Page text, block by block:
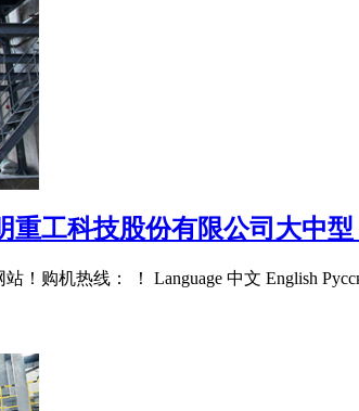
重工科技股份有限公司大中型
！购机热线： ！ Language 中文 English